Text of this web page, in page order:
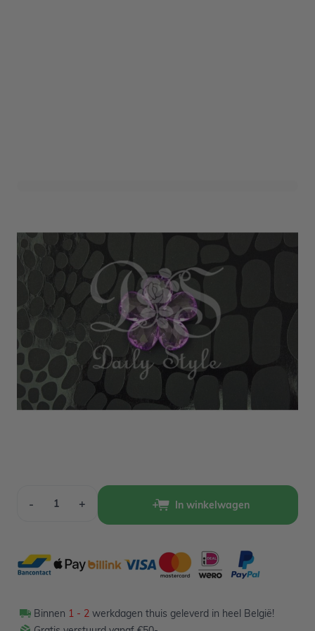
(12st)
Art. nr. 1207-44PAARS
Variant
Op voorraad
2,50 Verpakt per 12 stuks
- + In winkelwagen
Binnen 1 - 2 werkdagen thuis geleverd in heel België!